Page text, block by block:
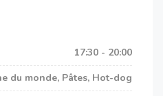
17:30 - 20:00
du monde, Pâtes, Hot-dog